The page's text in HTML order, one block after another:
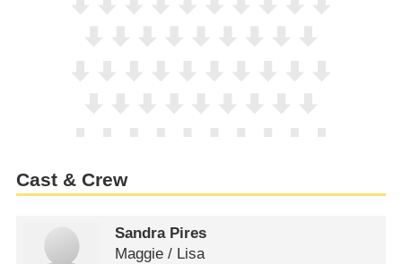
Cast & Crew
Sandra Pires
Maggie /​ Lisa